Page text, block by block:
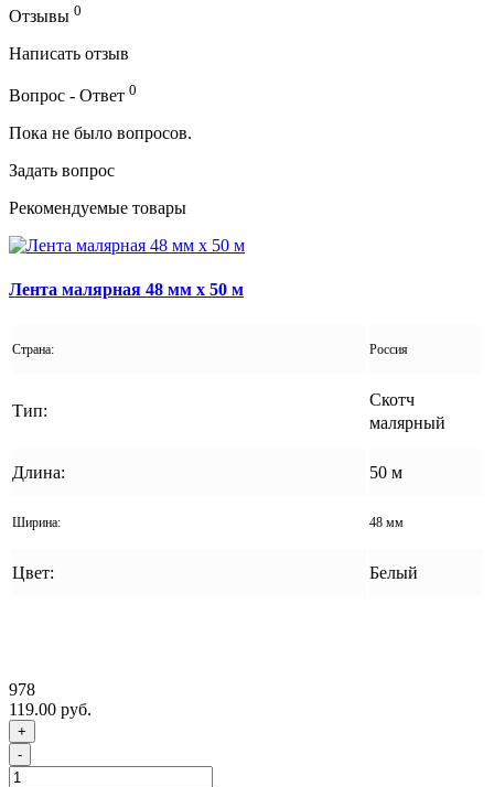
Отзывы 0
Написать отзыв
Вопрос - Ответ 0
Пока не было вопросов.
Задать вопрос
Рекомендуемые товары
Лента малярная 48 мм x 50 м
Страна: Россия
Тип:
Скотч
малярный
Длина: 50 м
Ширина: 48 мм
Цвет: Белый
978
119.00 руб.
+
-